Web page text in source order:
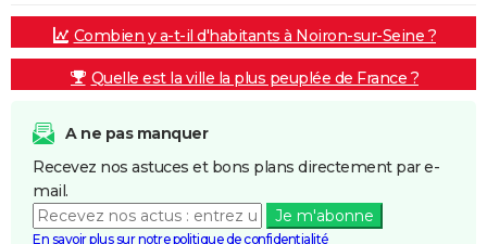
Combien y a-t-il d'habitants à Noiron-sur-Seine ?
Quelle est la ville la plus peuplée de France ?
A ne pas manquer
Recevez nos astuces et bons plans directement par e-
mail.
Je m'abonne
En savoir plus sur notre politique de confidentialité